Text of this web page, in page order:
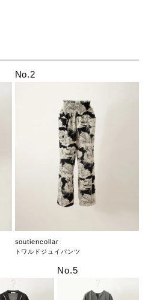
No.2
soutiencollar
トワルドジュイパンツ
No.5